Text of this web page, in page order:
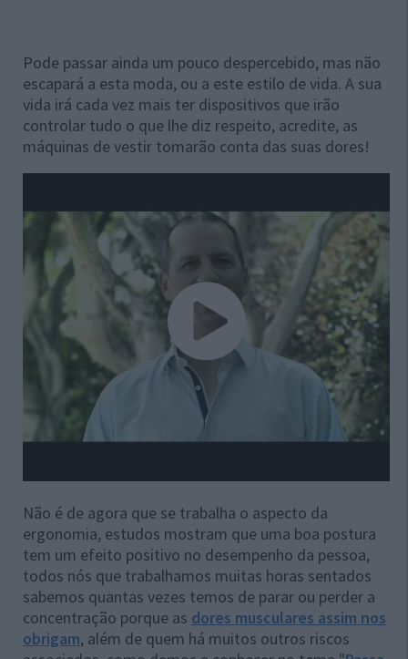
Pode passar ainda um pouco despercebido, mas não
escapará a esta moda, ou a este estilo de vida. A sua
vida irá cada vez mais ter dispositivos que irão
controlar tudo o que lhe diz respeito, acredite, as
máquinas de vestir tomarão conta das suas dores!
Não é de agora que se trabalha o aspecto da
ergonomia, estudos mostram que uma boa postura
tem um efeito positivo no desempenho da pessoa,
todos nós que trabalhamos muitas horas sentados
sabemos quantas vezes temos de parar ou perder a
concentração porque as dores musculares assim nos
obrigam, além de quem há muitos outros riscos